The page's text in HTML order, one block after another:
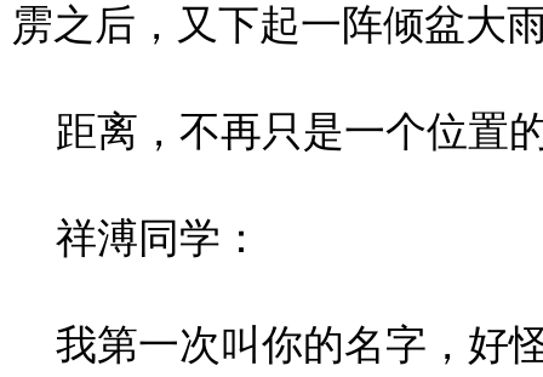
雳之后，又下起一阵倾盆大
距离，不再只是一个位置
祥溥同学：
我第一次叫你的名字，好